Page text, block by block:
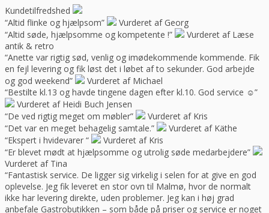
Kundetilfredshed
“Altid flinke og hjælpsom”
Vurderet af Georg
“Altid søde, hjælpsomme og kompetente !”
Vurderet af Læse
antik & retro
“Anette var rigtig sød, venlig og imødekommende kommende. Fik
en fejl levering og fik løst det i løbet af to sekunder. God arbejde
og god weekend”
Vurderet af Michael
“Bestilte kl.13 og havde tingene dagen efter kl.10. God service ☺”
Vurderet af Heidi Buch Jensen
“De ved rigtig meget om møbler”
Vurderet af Kris
“Det var en meget behagelig samtale.”
Vurderet af Käthe
“Ekspert i hvidevarer “
Vurderet af Kris
“Er blevet mødt at hjælpsomme og utrolig søde medarbejdere”
Vurderet af Tina
“Fantastisk service. De ligger sig virkelig i selen for at give en god
oplevelse. Jeg fik leveret en stor ovn til Malmø, hvor de normalt
ikke har levering direkte, uden problemer. Jeg kan i høj grad
anbefale Gastrobutikken – som både på priser og service er noget